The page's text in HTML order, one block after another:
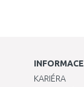
INFORMACE
KARIÉRA